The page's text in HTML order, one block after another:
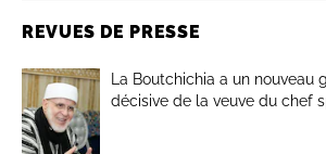
REVUES DE PRESSE
La Boutchichia a un nouveau
décisive de la veuve du chef